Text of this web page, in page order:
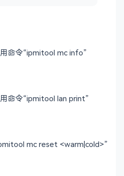
命令“ipmitool mc info”
命令“ipmitool lan print”
mc reset <warm|cold>”